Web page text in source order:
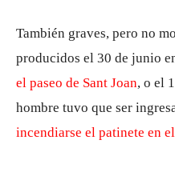
También graves, pero no
producidos el 30 de junio
el paseo de Sant Joan, o el
hombre tuvo que ser
incendiarse el patinete en